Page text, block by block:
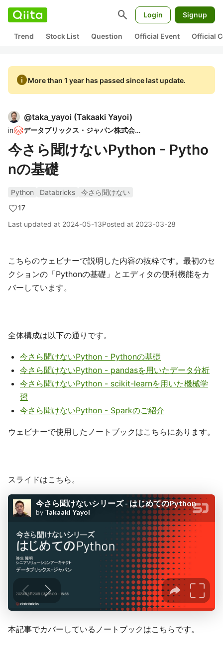
search Login Signup
Trend Stock List Question Official Event Official
infoMore than 1 year has passed since last update.
@taka_yayoi (Takaaki Yayoi)
in データブリックス・ジャパン株式会社
今さら聞けないPython - Pytho
nの基礎
Python Databricks
今さら聞けない
17
Last updated at 2024-05-13Posted at 2023-03-28
こちらのウェビナーで説明した内容の抜粋です。最初のセ
クションの「Pythonの基礎」とエディタの便利機能をカ
バーしています。
全体構成は以下の通りです。
今さら聞けないPython - Pythonの基礎
今さら聞けないPython - pandasを用いたデータ分析
今さら聞けないPython - scikit-learnを用いた機械学
習
今さら聞けないPython - Sparkのご紹介
ウェビナーで使用したノートブックはこちらにあります。
スライドはこちら。
本記事でカバーしているノートブックはこちらです。